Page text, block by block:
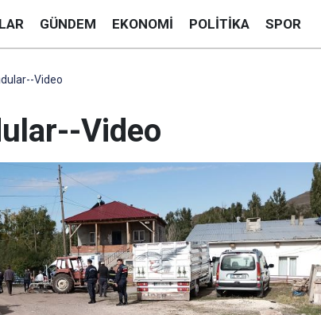
GÜNDEM EKONOMI POLITIKA SPOR
Video
Video